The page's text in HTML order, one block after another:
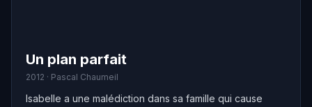
Un plan parfait
2012 · Pascal Chaumeil
Isabelle a une malédiction dans sa famille qui cause